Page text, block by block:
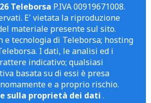
Teleborsa P.IVA 00919671008.
E' vietata la riproduzione
materiale presente sul sito.
e tecnologia di Teleborsa; hosting
I dati, le analisi ed i
indicativo; qualsiasi
basata su di essi è presa
e a proprio rischio.
sulla proprietà dei dati .